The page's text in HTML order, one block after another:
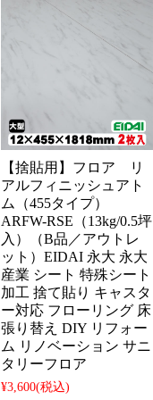
【捨貼用】フロア リ
アルフィニッシュアト
ム（455タイプ）
ARFW-RSE（13kg/0.5坪
入）（B品／アウトレ
ット）EIDAI 永大 永大
産業 シート 特殊シート
加工 捨て貼り キャスタ
ー対応 フローリング 床
張り替え DIY リフォー
ム リノベーション サニ
タリーフロア
¥3,600(税込)